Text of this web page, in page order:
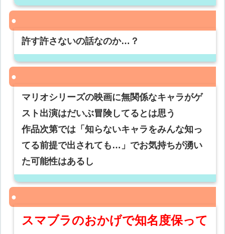
許す許さないの話なのか…？
マリオシリーズの映画に無関係なキャラがゲ
スト出演はだいぶ冒険してるとは思う
作品次第では「知らないキャラをみんな知っ
てる前提で出されても…」でお気持ちが湧い
た可能性はあるし
スマブラのおかげで知名度保って